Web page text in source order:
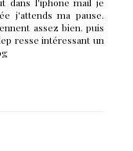
j'attends ma pause.
assez bien. puis
resse intéressant un